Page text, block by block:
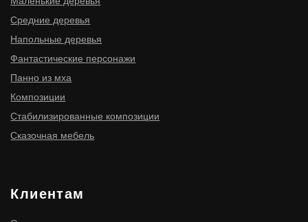
ИНН 910300116977
ОГРНИП 316910200114411